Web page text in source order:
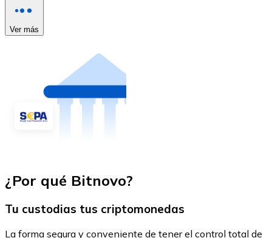
Ver más
¿Por qué Bitnovo?
Tu custodias tus criptomonedas
La forma segura y conveniente de tener el control total de